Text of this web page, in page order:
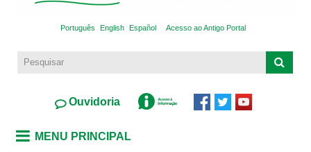
Português English Español Acesso ao Antigo Portal
Ouvidoria
MENU PRINCIPAL